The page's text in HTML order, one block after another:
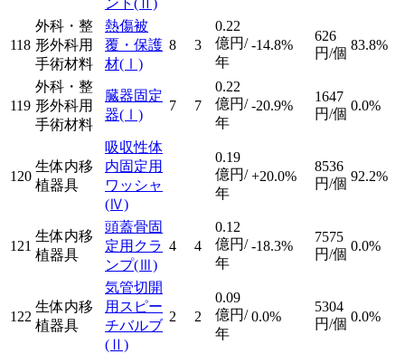
ント (Ⅱ)
118
外科・整
形外科用
手術材料
熱傷被
覆・保護
材(Ⅰ)
8 3
0.22
億円/
年
-14.8%
626
円/個
83.8%
119
外科・整
形外科用
手術材料
臓器固定
器(Ⅰ)
7 7
0.22
億円/
年
-20.9%
1647
円/個
0.0%
120
生体内移
植器具
吸収性体
内固定用
ワッシャ
(Ⅳ)
0.19
億円/
年
+20.0%
8536
円/個 92.2%
121
生体内移
植器具
頭蓋骨固
定用クラ
ンプ(Ⅲ)
4 4
0.12
億円/
年
-18.3%
7575
円/個
0.0%
122
生体内移
植器具
気管切開
用スピー
チバルブ
(Ⅱ)
2 2
0.09
億円/
年
0.0%
5304
円/個 0.0%